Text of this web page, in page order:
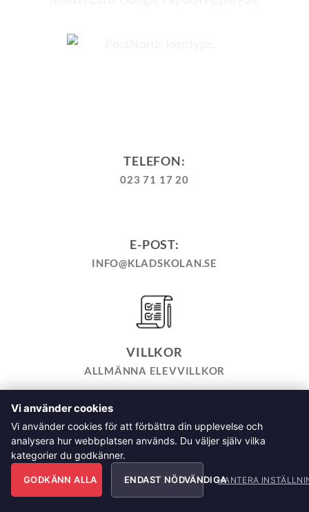
TELEFON:
023 71 17 20
E-POST:
INFO@KLADSKOLAN.SE
VILLKOR
ALLMÄNNA ELEVVILLKOR
TILL KASSAN VARUKORG
HEMSIDEPOLICY
COOKIEPOLICY
INTEGRITETSPOLICY
ALLMÄNNA FRÅGOR OM VÅRA KURSER I SÖMNAD OCH
TILLSKÄRNING
Klädskolan Sverige AB, Åsgatan 35, 791 71 Falun Copyright
2026 © Klädskolan Sverige AB. All Rights Reserved
Vi använder cookies
Vi använder cookies för att förbättra din upplevelse och
analysera hur webbplatsen används. Du väljer själv vilka
kategorier du godkänner.
GODKÄNN ALLA ENDAST NÖDVÄNDIGAHANTERA